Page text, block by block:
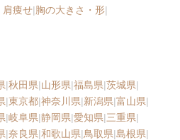
肩痩せ|胸の大きさ・形|
|秋田県|山形県|福島県|茨城県|
|東京都|神奈川県|新潟県|富山県|
|岐阜県|静岡県|愛知県|三重県|
|奈良県|和歌山県|鳥取県|島根県|